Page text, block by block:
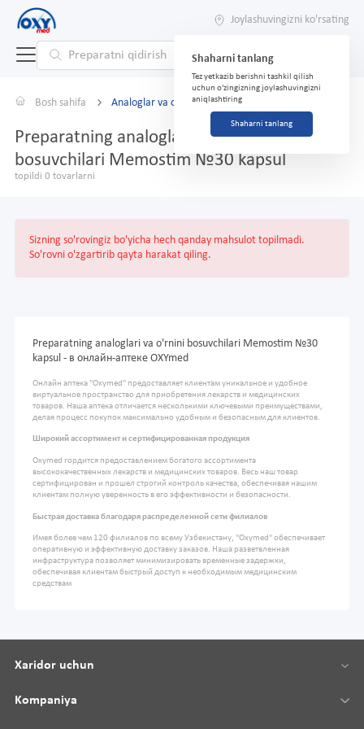
Joylashuvingizni ko'rsating
Shaharni tanlang
Tez yetkazib berishni tashkil qilish
uchun o'zingizning joylashuvingizni
aniqlashtiring
Shaharni tanlang
Bosh sahifa Analoglar va o'rnini bosuvchilar
Preparatning analoglari va o'rnini
bosuvchilari Memostim №30 kapsul
topildi 0 tovarlarni
Sizning so'rovingiz bo'yicha hech qanday mahsulot topilmadi.
So'rovni o'zgartirib qayta harakat qiling.
Preparatning analoglari va o'rnini bosuvchilari Memostim №30
kapsul - в онлайн-аптеке OXYmed
Онлайн аптека "Oxymed" предоставляет клиентам уникальное и удобное
виртуальное пространство для приобретения лекарств и медицинских
товаров. Наша аптека отличается несколькими ключевыми преимуществами,
делая процесс покупок максимально удобным и безопасным для клиентов.
Широкий ассортимент и сертифицированная продукция
Oxymed гордится предоставлением богатого ассортимента
высококачественных лекарств и медицинских товаров. Весь наш товар
сертифицирован и прошел строгий контроль качества, обеспечивая нашим
клиентам полную уверенность в его эффективности и безопасности.
Быстрая доставка благодаря распределенной сети филиалов
Имея более чем 120 филиалов по всему Узбекистану, "Oxymed" обеспечивает
оперативную и эффективную доставку заказов. Наша разветвленная
инфраструктура позволяет минимизировать временные задержки,
обеспечивая клиентам быстрый доступ к необходимым медицинским
средствам
Xaridor uchun
Kompaniya